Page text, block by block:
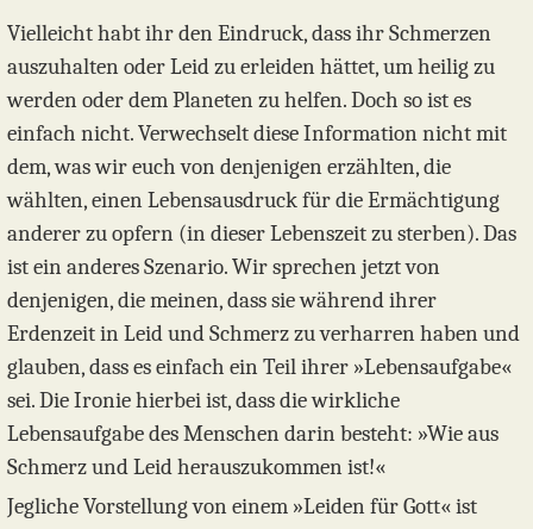
Vielleicht habt ihr den Eindruck, dass ihr Schmerzen
auszuhalten oder Leid zu erleiden hättet, um heilig zu
werden oder dem Planeten zu helfen. Doch so ist es
einfach nicht. Verwechselt diese Information nicht mit
dem, was wir euch von denjenigen erzählten, die
wählten, einen Lebensausdruck für die Ermächtigung
anderer zu opfern (in dieser Lebenszeit zu sterben). Das
ist ein anderes Szenario. Wir sprechen jetzt von
denjenigen, die meinen, dass sie während ihrer
Erdenzeit in Leid und Schmerz zu verharren haben und
glauben, dass es einfach ein Teil ihrer »Lebensaufgabe«
sei. Die Ironie hierbei ist, dass die wirkliche
Lebensaufgabe des Menschen darin besteht: »Wie aus
Schmerz und Leid herauszukommen ist!«
Jegliche Vorstellung von einem »Leiden für Gott« ist